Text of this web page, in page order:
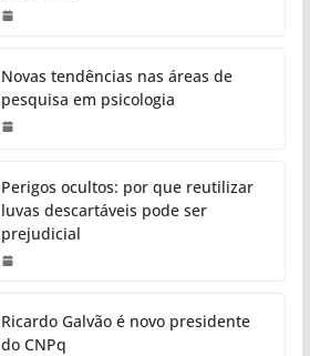
Novas tendências nas áreas de
pesquisa em psicologia
Perigos ocultos: por que reutilizar
luvas descartáveis pode ser
prejudicial
Ricardo Galvão é novo presidente
do CNPq